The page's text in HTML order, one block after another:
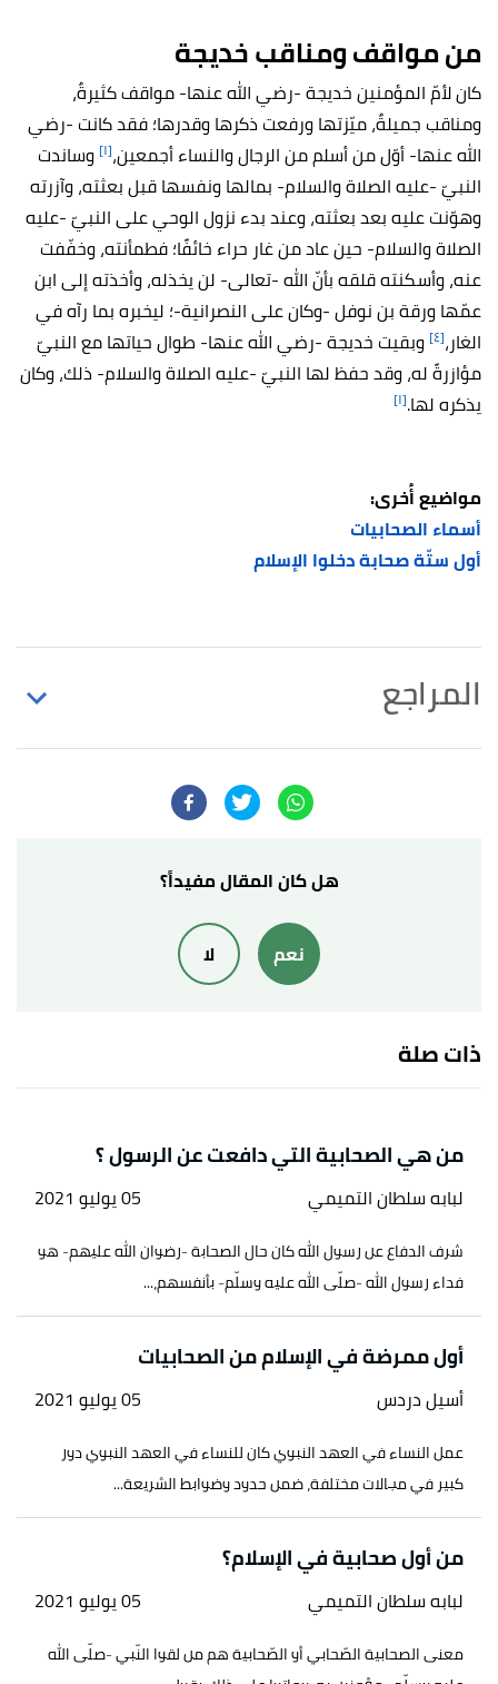
من مواقف ومناقب خديجة
كان لأمّ المؤمنين خديجة -رضي الله عنها- مواقف كثيرةٌ،
ومناقب جميلةٌ، ميّزتها ورفعت ذكرها وقدرها؛ فقد كانت -رضي
الله عنها- أوّل من أسلم من الرجال والنساء أجمعين،[١] وساندت
النبيّ -عليه الصلاة والسلام- بمالها ونفسها قبل بعثته، وآزرته
وهوّنت عليه بعد بعثته، وعند بدء نزول الوحي على النبيّ -عليه
الصلاة والسلام- حين عاد من غار حراء خائفًا؛ فطمأنته، وخفّفت
عنه، وأسكنته قلقه بأنّ الله -تعالى- لن يخذله، وأخذته إلى ابن
عمّها ورقة بن نوفل -وكان على النصرانية-؛ ليخبره بما رآه في
الغار،[٤]
وبقيت خديجة -رضي الله عنها- طوال حياتها مع النبيّ
مؤازرةً له، وقد حفظ لها النبيّ -عليه الصلاة والسلام- ذلك، وكان
يذكره لها.[١]
مواضيع أُخرى:
أسماء الصحابيات
أول ستّة صحابة دخلوا الإسلام
المراجع
، صفحة 101-103. بتصرّف.
أحمد أحمد غلوش،السيرة النبوية والدعوة في العهد
هل كان المقال مفيداً؟
نعم لا
ذات صلة
من هي الصحابية التي دافعت عن الرسول ؟
لبابه سلطان التميمي 05 يوليو 2021
شرف الدفاع عن رسول الله كان حال الصحابة -رضوان الله عليهم- هو
فداء رسول الله -صلّى الله عليه وسلّم- بأنفسهم،...
أول ممرضة في الإسلام من الصحابيات
أسيل دردس 05 يوليو 2021
عمل النساء في العهد النبوي كان للنساء في العهد النبوي دور
كبير في مجالات مختلفة، ضمن حدود وضوابط الشريعة...
من أول صحابية في الإسلام؟
لبابه سلطان التميمي 05 يوليو 2021
معنى الصحابية الصّحابي أو الصّحابية هم من لقوا النّبي -صلّى الله